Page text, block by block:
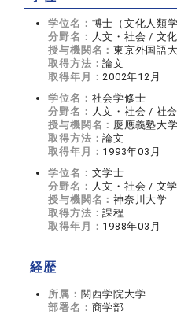
学位名： 博士（文化人類学
分野名： 人文・社会 / 文
授与機関名：東京外国語
取得方法：論文
取得年月：2002年12月
学位名： 社会学修士
分野名： 人文・社会 / 社
授与機関名： 慶應義塾大学
取得方法：論文
取得年月： 1993年03月
学位名： 文学士
分野名： 人文・社会 / 文
授与機関名：神奈川大学
取得方法：課程
取得年月： 1988年03月
経歴
所属： 関西学院大学
部署名： 商学部